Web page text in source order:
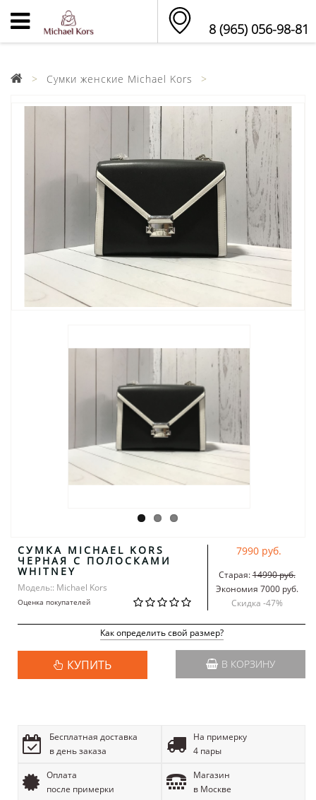
8 (965) 056-98-81
Сумки женские Michael Kors
СУМКА MICHAEL KORS
ЧЕРНАЯ С ПОЛОСКАМИ
WHITNEY
Модель:: Michael Kors
Оценка покупателей
7990 руб.
Старая:14990 руб.
Экономия 7000 руб.
Скидка -47%
Как определить свой размер?
КУПИТЬ В КОРЗИНУ
Бесплатная доставка
в день заказа
На примерку
4 пары
Оплата
после примерки
Магазин
в Москве